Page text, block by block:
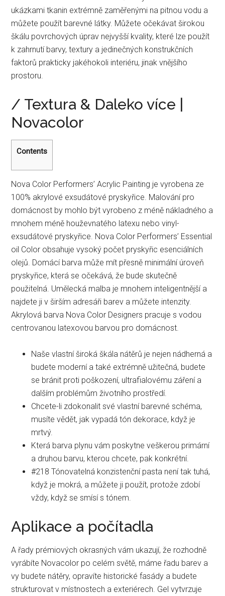
ukázkami tkanin extrémně zaměřenými na pitnou vodu a
můžete použít barevné látky. Můžete očekávat širokou
škálu povrchových úprav nejvyšší kvality, které lze použít
k zahrnutí barvy, textury a jedinečných konstrukčních
faktorů prakticky jakéhokoli interiéru, jinak vnějšího
prostoru.
/ Textura & Daleko více |
Novacolor
Contents
Nova Color Performers’ Acrylic Painting je vyrobena ze
100% akrylové exsudátové pryskyřice. Malování pro
domácnost by mohlo být vyrobeno z méně nákladného a
mnohem méně houževnatého latexu nebo vinyl-
exsudátové pryskyřice. Nova Color Performers’ Essential
oil Color obsahuje vysoký počet pryskyřic esenciálních
olejů. Domácí barva může mít přesně minimální úroveň
pryskyřice, která se očekává, že bude skutečně
použitelná. Umělecká malba je mnohem inteligentnější a
najdete ji v širším adresáři barev a můžete intenzity.
Akrylová barva Nova Color Designers pracuje s vodou
centrovanou latexovou barvou pro domácnost.
Naše vlastní široká škála nátěrů je nejen nádherná a
budete moderní a také extrémně užitečná, budete
se bránit proti poškození, ultrafialovému záření a
dalším problémům životního prostředí.
Chcete-li zdokonalit své vlastní barevné schéma,
musíte vědět, jak vypadá tón dekorace, když je
mrtvý.
Která barva plynu vám poskytne veškerou primární
a druhou barvu, kterou chcete, pak konkrétní.
#218 Tónovatelná konzistenční pasta není tak tuhá,
když je mokrá, a můžete ji použít, protože zdobí
vždy, když se smísí s tónem.
Aplikace a počítadla
A řady prémiových okrasných vám ukazují, že rozhodně
vyrábíte Novacolor po celém světě, máme řadu barev a
vy budete nátěry, opravíte historické fasády a budete
strukturovat v místnostech a exteriérech. Gel vytvrzuje